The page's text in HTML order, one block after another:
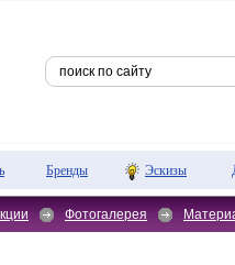
Бренды Эскизы
Фотогалерея